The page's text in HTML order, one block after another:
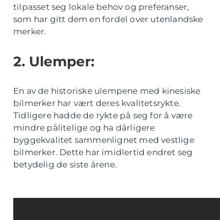
tilpasset seg lokale behov og preferanser,
som har gitt dem en fordel over utenlandske
merker.
2. Ulemper:
En av de historiske ulempene med kinesiske
bilmerker har vært deres kvalitetsrykte.
Tidligere hadde de rykte på seg for å være
mindre pålitelige og ha dårligere
byggekvalitet sammenlignet med vestlige
bilmerker. Dette har imidlertid endret seg
betydelig de siste årene.